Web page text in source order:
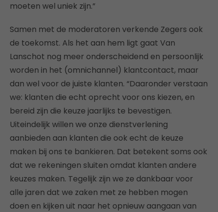
moeten wel uniek zijn.”
Samen met de moderatoren verkende Zegers ook
de toekomst. Als het aan hem ligt gaat Van
Lanschot nog meer onderscheidend en persoonlijk
worden in het (omnichannel) klantcontact, maar
dan wel voor de juiste klanten. “Daaronder verstaan
we: klanten die echt oprecht voor ons kiezen, en
bereid zijn die keuze jaarlijks te bevestigen.
Uiteindelijk willen we onze dienstverlening
aanbieden aan klanten die ook echt de keuze
maken bij ons te bankieren. Dat betekent soms ook
dat we rekeningen sluiten omdat klanten andere
keuzes maken. Tegelijk zijn we ze dankbaar voor
alle jaren dat we zaken met ze hebben mogen
doen en kijken uit naar het opnieuw aangaan van